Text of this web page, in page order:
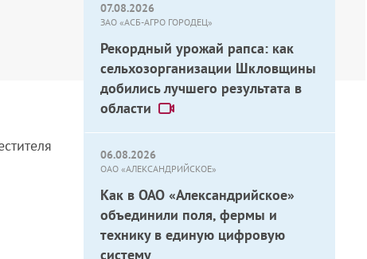
07.08.2026
ЗАО «АСБ-АГРО ГОРОДЕЦ»
Рекордный урожай рапса: как
сельхозорганизации Шкловщины
добились лучшего результата в
области
06.08.2026
ОАО «АЛЕКСАНДРИЙСКОЕ»
Как в ОАО «Александрийское»
объединили поля, фермы и
технику в единую цифровую
систему